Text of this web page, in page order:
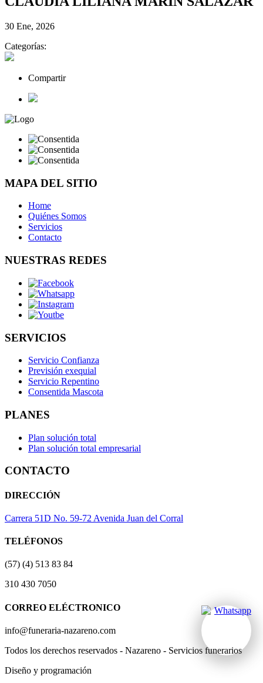
30 Ene, 2026
Categorías:
Compartir
MAPA DEL SITIO
Home
Quiénes Somos
Servicios
Contacto
NUESTRAS REDES
SERVICIOS
Servicio Confianza
Previsión exequial
Servicio Repentino
Consentida Mascota
PLANES
Plan solución total
Plan solución total empresarial
CONTACTO
DIRECCIÓN
Carrera 51D No. 59-72 Avenida Juan del Corral
TELÉFONOS
(57) (4) 513 83 84
310 430 7050
CORREO ELÉCTRONICO
info@funeraria-nazareno.com
Todos los derechos reservados - Nazareno - Servicios funerarios
Diseño y programación